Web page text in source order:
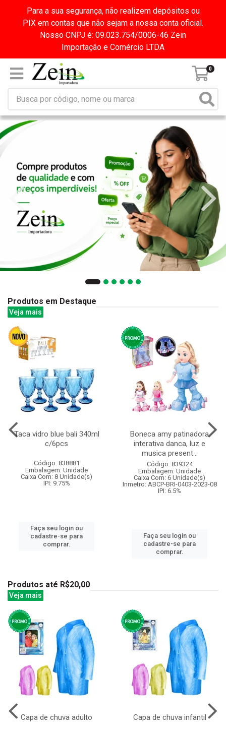
Para a sua segurança, não realizem depósitos ou
PIX em contas que não sejam a nossa conta oficial.
Nosso CNPJ é: 09.023.754/0006-46 Zein
Importação e Comércio LTDA
0
Produtos em Destaque
Veja mais
Taca vidro blue bali 340ml
c/6pcs
Código: 838881
Embalagem: Unidade
Caixa Com: 8 Unidade(s)
IPI: 9.75%
Faça seu login ou
cadastre-se para
comprar.
Boneca amy patinadora
interativa danca, luz e
musica present...
Código: 839324
Embalagem: Unidade
Caixa Com: 6 Unidade(s)
Inmetro: ABCP-BRI-0403-2023-08
IPI: 6.5%
Faça seu login ou
cadastre-se para
comprar.
Produtos até R$20,00
Veja mais
Capa de chuva adulto Capa de chuva infantil